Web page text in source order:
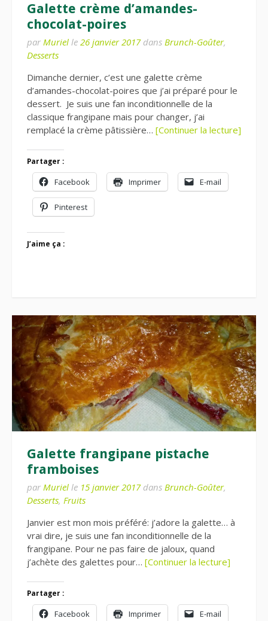
Galette crème d’amandes-
chocolat-poires
par Muriel le 26 janvier 2017dans Brunch-Goûter,
Desserts
Dimanche dernier, c’est une galette crème
d’amandes-chocolat-poires que j’ai préparé pour le
dessert. Je suis une fan inconditionnelle de la
classique frangipane mais pour changer, j’ai
remplacé la crème pâtissière… [Continuer la lecture]
Partager :
Facebook Imprimer E-mail
Pinterest
J’aime ça :
Galette frangipane pistache
framboises
par Muriel le 15 janvier 2017dans Brunch-Goûter,
Desserts, Fruits
Janvier est mon mois préféré: j’adore la galette… à
vrai dire, je suis une fan inconditionnelle de la
frangipane. Pour ne pas faire de jaloux, quand
j’achète des galettes pour… [Continuer la lecture]
Partager :
Facebook Imprimer E-mail